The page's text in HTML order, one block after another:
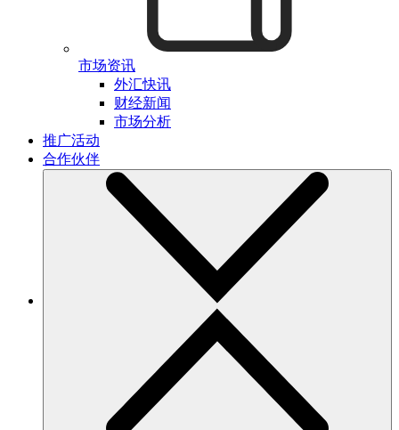
市场资讯
外汇快讯
财经新闻
市场分析
推广活动
合作伙伴